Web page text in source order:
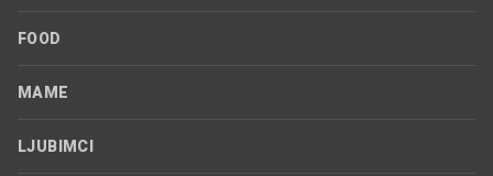
FOOD
MAME
LJUBIMCI